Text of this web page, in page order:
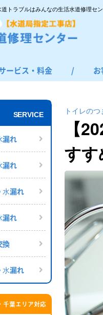
トラブルはみんなの生活水道修理セン
ービス・料金
レつまり・水漏れ
呂つまり・水漏れ
ンつまり・水漏れ
所つまり・水漏れ
器の修理・交換
他のつまり・水漏れ
/
SERVICE
漏れ
漏れ
⽔漏れ
漏れ
換
⽔漏れ
千葉エリア対応
トイレの
【
すす